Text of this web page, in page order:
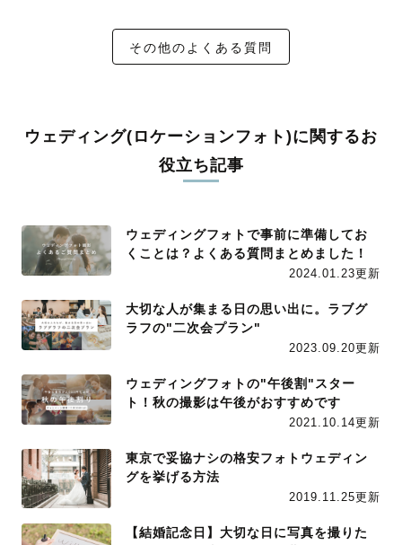
その他のよくある質問
ウェディング(ロケーションフォト)に関するお
役立ち記事
ウェディングフォトで事前に準備してお
くことは？よくある質問まとめました！
2024.01.23更新
大切な人が集まる日の思い出に。ラブグ
ラフの"二次会プラン"
2023.09.20更新
ウェディングフォトの"午後割"スター
ト！秋の撮影は午後がおすすめです
2021.10.14更新
東京で妥協ナシの格安フォトウェディン
グを挙げる方法
2019.11.25更新
【結婚記念日】大切な日に写真を撮りた